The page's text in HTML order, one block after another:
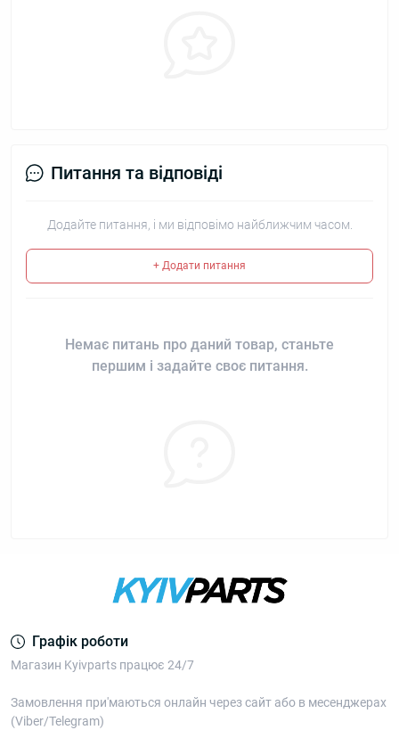
Питання та відповіді
Додайте питання, і ми відповімо найближчим часом.
+ Додати питання
Немає питань про даний товар, станьте
першим і задайте своє питання.
Графік роботи
Магазин Kyivparts працює 24/7
Замовлення при'маються онлайн через сайт або в месенджерах
(Viber/Telegram)